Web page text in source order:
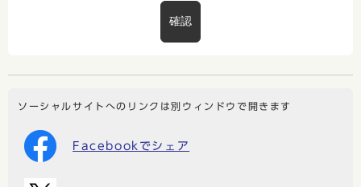
確認
ソーシャルサイトへのリンクは別ウィンドウで開きます
Facebookでシェア